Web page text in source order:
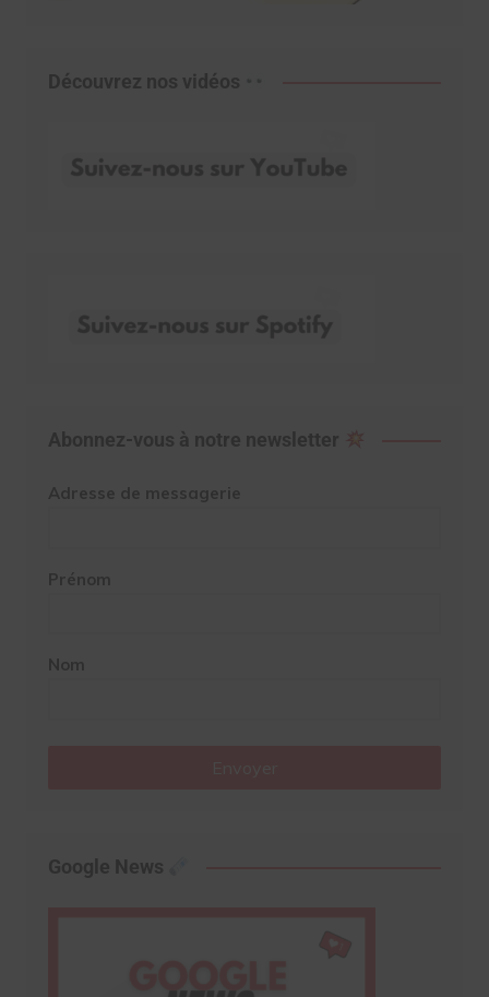
Découvrez nos vidéos
Abonnez-vous à notre newsletter
Adresse de messagerie
Prénom
Nom
Google News